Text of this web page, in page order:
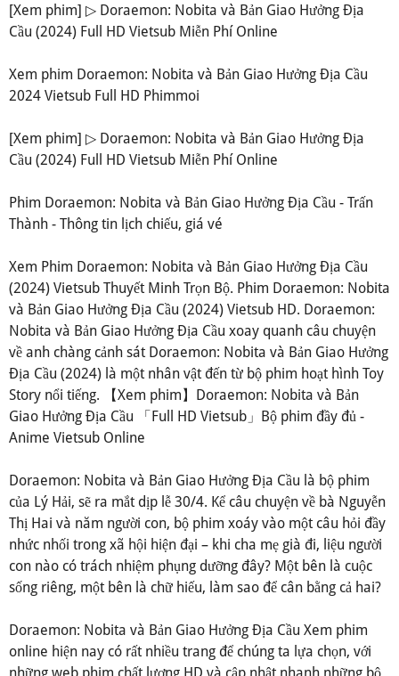
[Xem phim] ▷ Doraemon: Nobita và Bản Giao Hưởng Địa
Cầu (2024) Full HD Vietsub Miễn Phí Online
Xem phim Doraemon: Nobita và Bản Giao Hưởng Địa Cầu
2024 Vietsub Full HD Phimmoi
[Xem phim] ▷ Doraemon: Nobita và Bản Giao Hưởng Địa
Cầu (2024) Full HD Vietsub Miễn Phí Online
Phim Doraemon: Nobita và Bản Giao Hưởng Địa Cầu - Trấn
Thành - Thông tin lịch chiếu, giá vé
Xem Phim Doraemon: Nobita và Bản Giao Hưởng Địa Cầu
(2024) Vietsub Thuyết Minh Trọn Bộ. Phim Doraemon: Nobita
và Bản Giao Hưởng Địa Cầu (2024) Vietsub HD. Doraemon:
Nobita và Bản Giao Hưởng Địa Cầu xoay quanh câu chuyện
về anh chàng cảnh sát Doraemon: Nobita và Bản Giao Hưởng
Địa Cầu (2024) là một nhân vật đến từ bộ phim hoạt hình Toy
Story nổi tiếng. 【Xem phim】Doraemon: Nobita và Bản
Giao Hưởng Địa Cầu 「Full HD Vietsub」Bộ phim đầy đủ -
Anime Vietsub Online
Doraemon: Nobita và Bản Giao Hưởng Địa Cầu là bộ phim
của Lý Hải, sẽ ra mắt dịp lễ 30/4. Kể câu chuyện về bà Nguyễn
Thị Hai và năm người con, bộ phim xoáy vào một câu hỏi đầy
nhức nhối trong xã hội hiện đại – khi cha mẹ già đi, liệu người
con nào có trách nhiệm phụng dưỡng đây? Một bên là cuộc
sống riêng, một bên là chữ hiếu, làm sao để cân bằng cả hai?
Doraemon: Nobita và Bản Giao Hưởng Địa Cầu Xem phim
online hiện nay có rất nhiều trang để chúng ta lựa chọn, với